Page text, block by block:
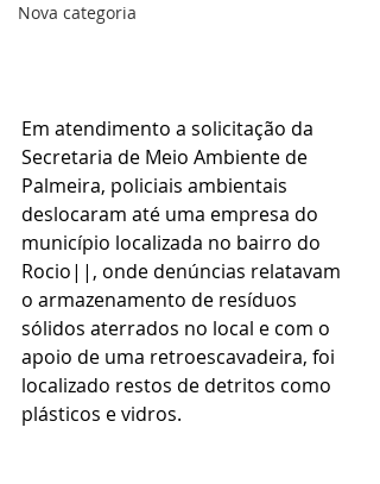
Nova categoria
Em atendimento a solicitação da
Secretaria de Meio Ambiente de
Palmeira, policiais ambientais
deslocaram até uma empresa do
município localizada no bairro do
Rocio||, onde denúncias relatavam
o armazenamento de resíduos
sólidos aterrados no local e com o
apoio de uma retroescavadeira, foi
localizado restos de detritos como
plásticos e vidros.